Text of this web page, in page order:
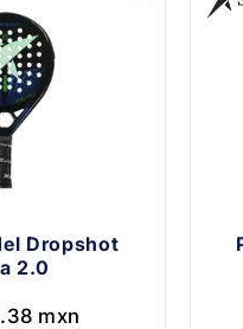
Dropshot
2.0
mxn